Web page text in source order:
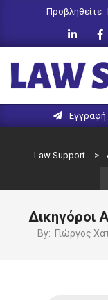
Προβληθείτε
LAW
Navigation
Εγγραφή
Law Support >
Δικηγόροι
By: Γιώργος